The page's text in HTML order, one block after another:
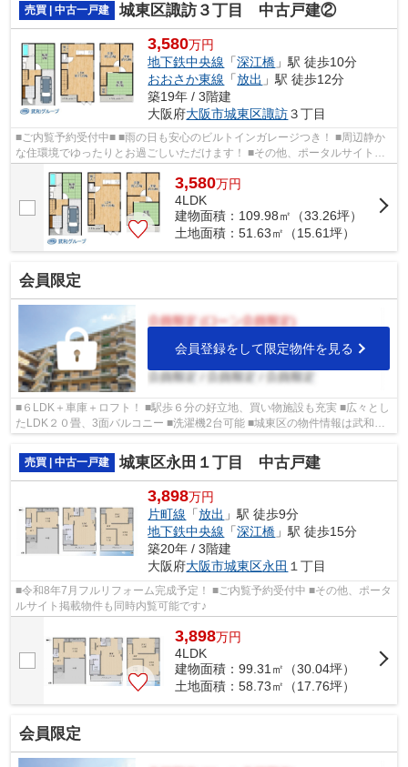
売買 | 中古一戸建
城東区諏訪３丁目 中古戸建②
3,580万円
地下鉄中央線 「深江橋 」駅 徒歩10分
おおさか東線 「放出 」駅 徒歩12分
築19年 / 3階建
大阪府大阪市城東区諏訪３丁目
■ご内覧予約受付中■ ■雨の日も安心のビルトインガレージつき！ ■周辺静か
な住環境でゆったりとお過ごしいただけます！ ■その他、ポータルサイト掲
3,580万円
4LDK
建物面積：109.98㎡（33.26坪）
土地面積：51.63㎡（15.61坪）
会員限定
会員登録をして限定物件を見る
■６LDK＋車庫＋ロフト！ ■駅歩６分の好立地、買い物施設も充実 ■広々とし
たLDK２０畳、3面バルコニー ■洗濯機2台可能 ■城東区の物件情報は武和グ
売買 | 中古一戸建
城東区永田１丁目 中古戸建
3,898万円
片町線 「放出 」駅 徒歩9分
地下鉄中央線 「深江橋 」駅 徒歩15分
築20年 / 3階建
大阪府大阪市城東区永田 １丁目
■令和8年7月フルリフォーム完成予定！ ■ご内覧予約受付中 ■その他、ポータ
ルサイト掲載物件も同時内覧可能です♪
3,898万円
4LDK
建物面積：99.31㎡（30.04坪）
土地面積：58.73㎡（17.76坪）
会員限定